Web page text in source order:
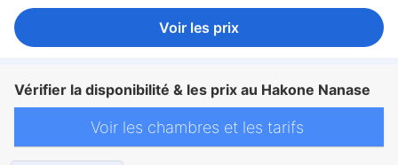
Voir les prix
Vérifier la disponibilité & les prix au Hakone Nanase
Voir les chambres et les tarifs